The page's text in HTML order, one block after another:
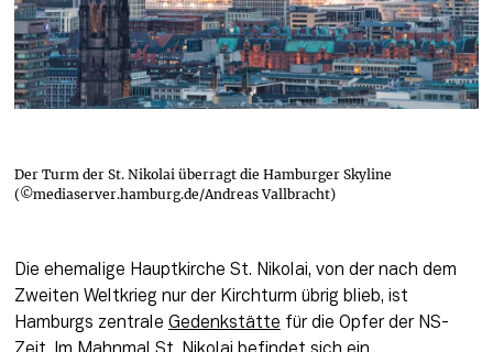
Der Turm der St. Nikolai überragt die Hamburger Skyline
(©mediaserver.hamburg.de/Andreas Vallbracht)
Die ehemalige Hauptkirche St. Nikolai, von der nach dem
Zweiten Weltkrieg nur der Kirchturm übrig blieb, ist
Hamburgs zentrale Gedenkstätte für die Opfer der NS-